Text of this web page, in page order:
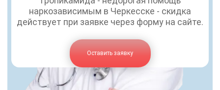
наркозависимым в Черкесске - скидка
действует при заявке через форму на сайте.
Оставить заявку